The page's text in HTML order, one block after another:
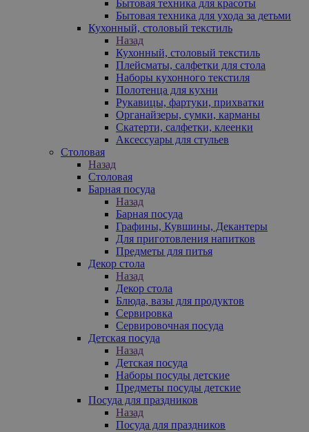
Бытовая техника для красоты
Бытовая техника для ухода за детьми
Кухонный, столовый текстиль
Назад
Кухонный, столовый текстиль
Плейсматы, салфетки для стола
Наборы кухонного текстиля
Полотенца для кухни
Рукавицы, фартуки, прихватки
Органайзеры, сумки, карманы
Скатерти, салфетки, клеенки
Аксессуары для стульев
Столовая
Назад
Столовая
Барная посуда
Назад
Барная посуда
Графины, Кувшины, Декантеры
Для приготовления напитков
Предметы для питья
Декор стола
Назад
Декор стола
Блюда, вазы для продуктов
Сервировка
Сервировочная посуда
Детская посуда
Назад
Детская посуда
Наборы посуды детские
Предметы посуды детские
Посуда для праздников
Назад
Посуда для праздников